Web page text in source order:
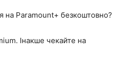
на Paramount+ безкоштовно?
Інакше чекайте на